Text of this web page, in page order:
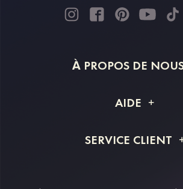
À PROPOS DE
Livraison
AIDE
Retour et remboursement
SERVICE CLIENT